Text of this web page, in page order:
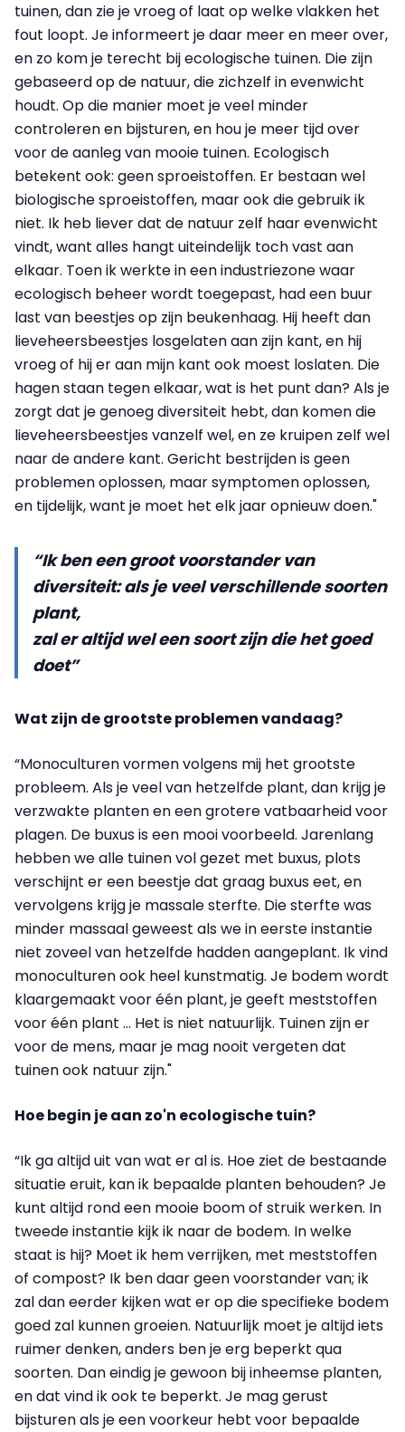
tuinen, dan zie je vroeg of laat op welke vlakken het
fout loopt. Je informeert je daar meer en meer over,
en zo kom je terecht bij ecologische tuinen. Die zijn
gebaseerd op de natuur, die zichzelf in evenwicht
houdt. Op die manier moet je veel minder
controleren en bijsturen, en hou je meer tijd over
voor de aanleg van mooie tuinen. Ecologisch
betekent ook: geen sproeistoffen. Er bestaan wel
biologische sproeistoffen, maar ook die gebruik ik
niet. Ik heb liever dat de natuur zelf haar evenwicht
vindt, want alles hangt uiteindelijk toch vast aan
elkaar. Toen ik werkte in een industriezone waar
ecologisch beheer wordt toegepast, had een buur
last van beestjes op zijn beukenhaag. Hij heeft dan
lieveheersbeestjes losgelaten aan zijn kant, en hij
vroeg of hij er aan mijn kant ook moest loslaten. Die
hagen staan tegen elkaar, wat is het punt dan? Als je
zorgt dat je genoeg diversiteit hebt, dan komen die
lieveheersbeestjes vanzelf wel, en ze kruipen zelf wel
naar de andere kant. Gericht bestrijden is geen
problemen oplossen, maar symptomen oplossen,
en tijdelijk, want je moet het elk jaar opnieuw doen."
“Ik ben een groot voorstander van
diversiteit: als je veel verschillende soorten
plant,
zal er altijd wel een soort zijn die het goed
doet”
Wat zijn de grootste problemen vandaag?
“Monoculturen vormen volgens mij het grootste
probleem. Als je veel van hetzelfde plant, dan krijg je
verzwakte planten en een grotere vatbaarheid voor
plagen. De buxus is een mooi voorbeeld. Jarenlang
hebben we alle tuinen vol gezet met buxus, plots
verschijnt er een beestje dat graag buxus eet, en
vervolgens krijg je massale sterfte. Die sterfte was
minder massaal geweest als we in eerste instantie
niet zoveel van hetzelfde hadden aangeplant. Ik vind
monoculturen ook heel kunstmatig. Je bodem wordt
klaargemaakt voor één plant, je geeft meststoffen
voor één plant … Het is niet natuurlijk. Tuinen zijn er
voor de mens, maar je mag nooit vergeten dat
tuinen ook natuur zijn."
Hoe begin je aan zo'n ecologische tuin?
“Ik ga altijd uit van wat er al is. Hoe ziet de bestaande
situatie eruit, kan ik bepaalde planten behouden? Je
kunt altijd rond een mooie boom of struik werken. In
tweede instantie kijk ik naar de bodem. In welke
staat is hij? Moet ik hem verrijken, met meststoffen
of compost? Ik ben daar geen voorstander van; ik
zal dan eerder kijken wat er op die specifieke bodem
goed zal kunnen groeien. Natuurlijk moet je altijd iets
ruimer denken, anders ben je erg beperkt qua
soorten. Dan eindig je gewoon bij inheemse planten,
en dat vind ik ook te beperkt. Je mag gerust
bijsturen als je een voorkeur hebt voor bepaalde